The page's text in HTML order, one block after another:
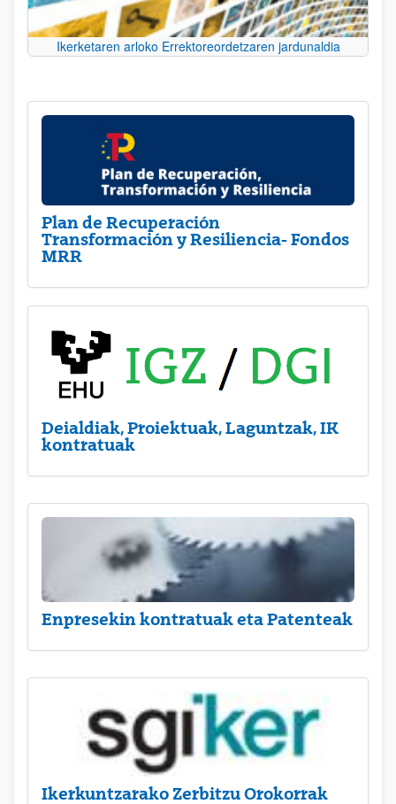
Ikerketaren arloko Errektoreordetzaren jardunaldia
Plan de Recuperación
Transformación y Resiliencia- Fondos
MRR
Deialdiak, Proiektuak, Laguntzak, IK
kontratuak
Enpresekin kontratuak eta Patenteak
Ikerkuntzarako Zerbitzu Orokorrak